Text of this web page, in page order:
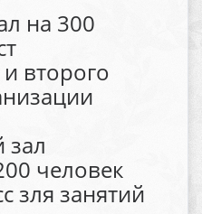
на 300
второго
зал
человек
зля занятий